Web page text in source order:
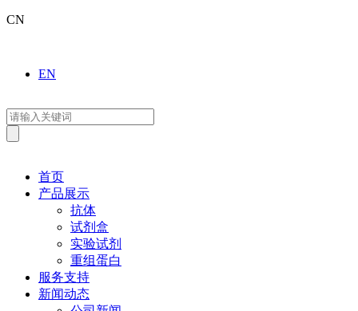
CN
EN
首页
产品展示
抗体
试剂盒
实验试剂
重组蛋白
服务支持
新闻动态